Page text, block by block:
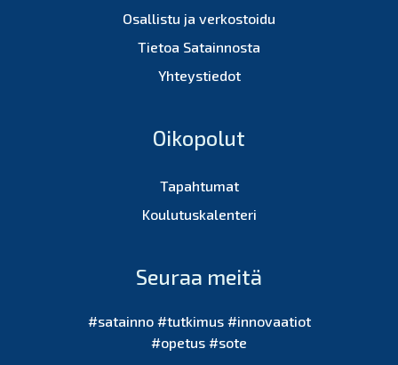
Osallistu ja verkostoidu
Tietoa Satainnosta
Yhteystiedot
Oikopolut
Tapahtumat
Koulutuskalenteri
Seuraa meitä
#satainno #tutkimus #innovaatiot
#opetus #sote